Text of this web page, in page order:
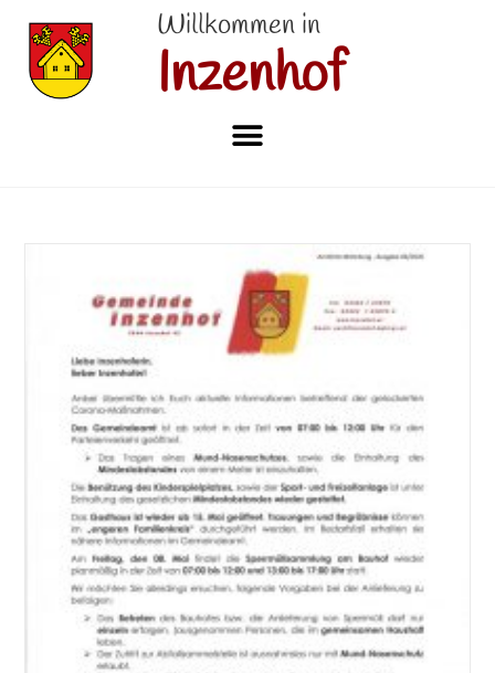
Willkommen in
Inzenhof